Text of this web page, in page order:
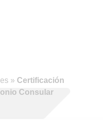
» Certificación
Consular